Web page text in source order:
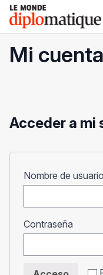
Skip
content
Le monde diplomatique
Mi cuenta
Acceder a mi
Nombre de
Contraseña